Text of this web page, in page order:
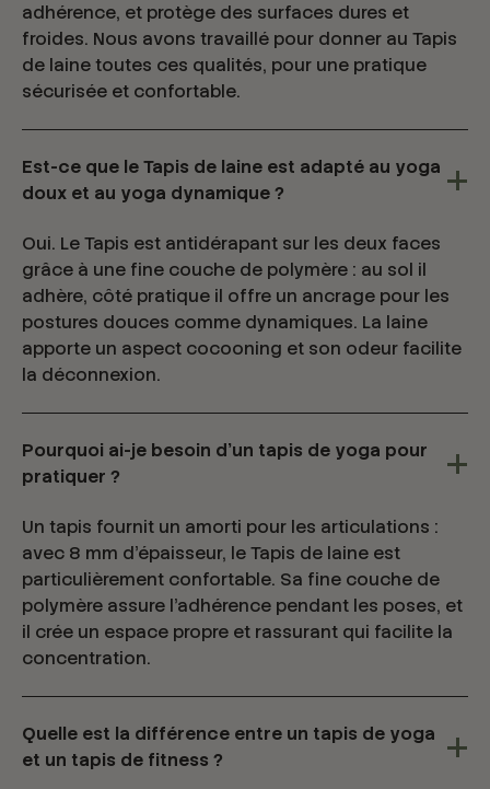
adhérence, et protège des surfaces dures et
froides. Nous avons travaillé pour donner au Tapis
de laine toutes ces qualités, pour une pratique
sécurisée et confortable.
Est-ce que le Tapis de laine est adapté au yoga
doux et au yoga dynamique ?
Oui. Le Tapis est antidérapant sur les deux faces
grâce à une fine couche de polymère : au sol il
adhère, côté pratique il offre un ancrage pour les
postures douces comme dynamiques. La laine
apporte un aspect cocooning et son odeur facilite
la déconnexion.
Pourquoi ai-je besoin d’un tapis de yoga pour
pratiquer ?
Un tapis fournit un amorti pour les articulations :
avec 8 mm d'épaisseur, le Tapis de laine est
particulièrement confortable. Sa fine couche de
polymère assure l'adhérence pendant les poses, et
il crée un espace propre et rassurant qui facilite la
concentration.
Quelle est la différence entre un tapis de yoga
et un tapis de fitness ?